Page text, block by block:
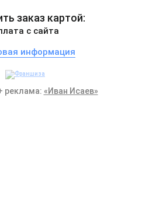
заказ картой:
с сайта
информация
реклама: «Иван Исаев»